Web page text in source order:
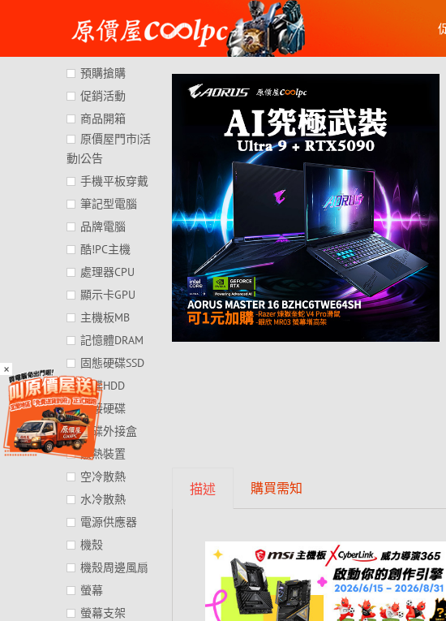
×
content
描述 購買需知
預購搶購
促銷活動
商品開箱
原價屋門市|活
動|公告
手機平板穿戴
筆記型電腦
品牌電腦
酷!PC主機
處理器CPU
顯示卡GPU
主機板MB
記憶體DRAM
固態硬碟SSD
硬碟HDD
外接硬碟
硬碟外接盒
散熱裝置
空冷散熱
水冷散熱
電源供應器
機殼
機殼周邊風扇
螢幕
螢幕支架